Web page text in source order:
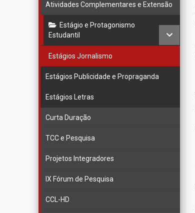
Atividades Complementares e Extensão
Estágio e Protagonismo
Estudantil
Estágios Jornalismo
Estágios Publicidade e Propraganda
Estágios Letras
Curta Duração
TCC e Pesquisa
Projetos Integradores
IX Fórum de Pesquisa
CCL-HD